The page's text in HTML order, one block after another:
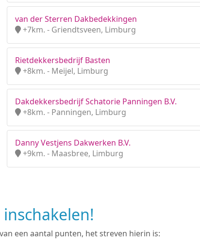
van der Sterren Dakbedekkingen
+7km. - Griendtsveen, Limburg
Rietdekkersbedrijf Basten
+8km. - Meijel, Limburg
Dakdekkersbedrijf Schatorie Panningen B.V.
+8km. - Panningen, Limburg
Danny Vestjens Dakwerken B.V.
+9km. - Maasbree, Limburg
een aantal punten, het streven hierin is: